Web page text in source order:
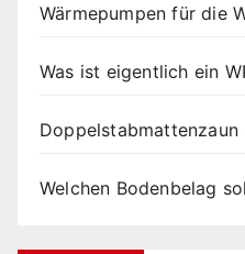
Wärmepumpen für die
Was ist eigentlich ein
Welchen Bodenbelag